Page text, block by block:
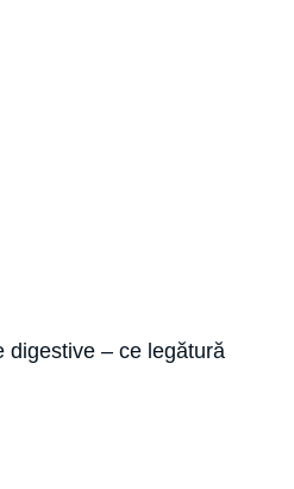
digestive – ce legătură